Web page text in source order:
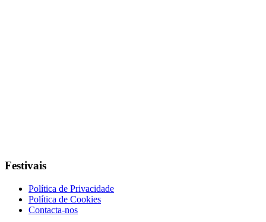
Festivais
Política de Privacidade
Política de Cookies
Contacta-nos